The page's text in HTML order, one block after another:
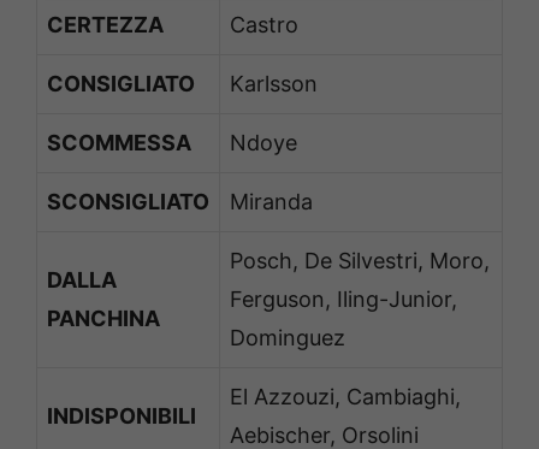
CERTEZZA Castro
CONSIGLIATO Karlsson
SCOMMESSA Ndoye
SCONSIGLIATO Miranda
DALLA
PANCHINA
Posch, De Silvestri, Moro,
Ferguson, Iling-Junior,
Dominguez
INDISPONIBILI
El Azzouzi, Cambiaghi,
Aebischer, Orsolini